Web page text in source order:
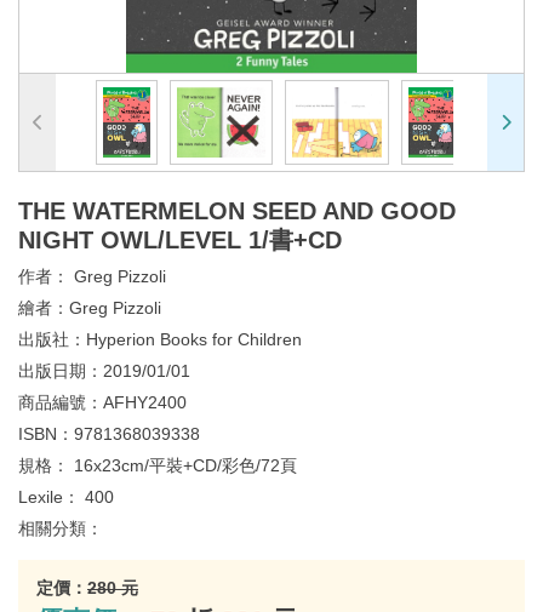
THE WATERMELON SEED AND GOOD
NIGHT OWL/LEVEL 1/書+CD
作者： Greg Pizzoli
繪者： Greg Pizzoli
出版社： Hyperion Books for Children
出版日期： 2019/01/01
商品編號： AFHY2400
ISBN： 9781368039338
規格： 16x23cm/平裝+CD/彩色/72頁
Lexile： 400
相關分類：
定價： 280 元